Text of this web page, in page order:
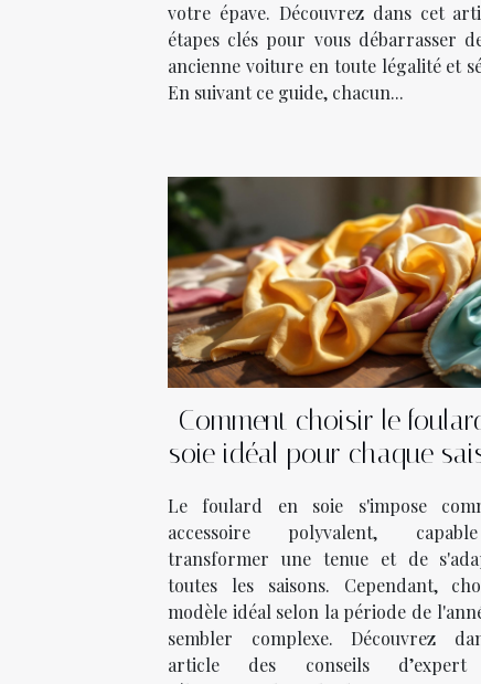
votre épave. Découvrez dans cet
étapes clés pour vous débarrasser
ancienne voiture en toute légalité et
En suivant ce guide, chacun...
Comment choisir le
soie idéal pour chaque
Le foulard en soie s'impose
accessoire polyvalent,
transformer une tenue et de
toutes les saisons. Cependant,
modèle idéal selon la période de
sembler complexe. Découvrez
article des conseils